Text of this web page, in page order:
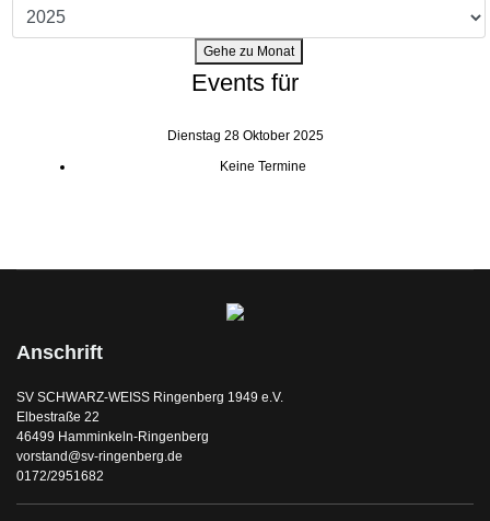
Gehe zu Monat
Events für
Dienstag 28 Oktober 2025
Keine Termine
Anschrift
SV SCHWARZ-WEISS Ringenberg 1949 e.V.
Elbestraße 22
46499 Hamminkeln-Ringenberg
vorstand@sv-ringenberg.de
0172/2951682